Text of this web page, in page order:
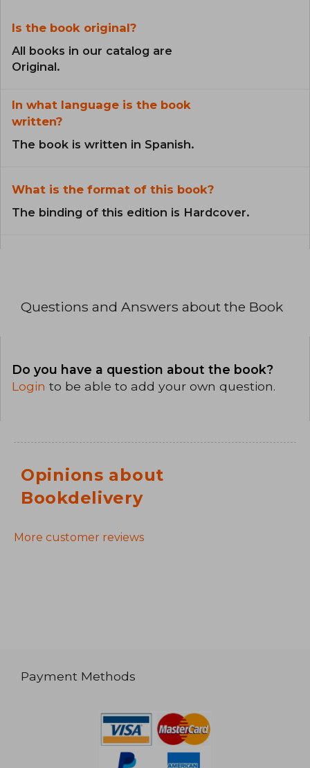
Is the book original?
All books in our catalog are
Original.
In what language is the book
written?
The book is written in Spanish.
What is the format of this book?
The binding of this edition is Hardcover.
Questions and Answers about the Book
Do you have a question about the book?
Login to be able to add your own question.
Opinions about
Bookdelivery
More customer reviews
Payment Methods